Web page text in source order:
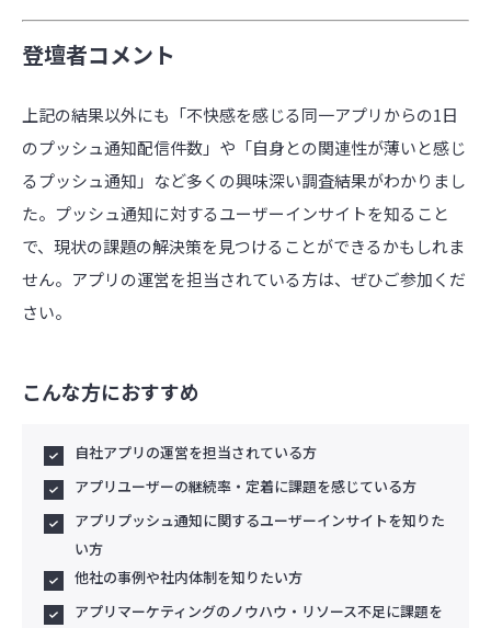
登壇者コメント
上記の結果以外にも「不快感を感じる同一アプリからの1日
のプッシュ通知配信件数」や「​​自身との関連性が薄いと感じ
るプッシュ通知」など多くの興味深い調査結果がわかりまし
た。プッシュ通知に対するユーザーインサイトを知ること
で、現状の課題の解決策を見つけることができるかもしれま
せん。アプリの運営を担当されている方は、ぜひご参加くだ
さい。
こんな方におすすめ
自社アプリの運営を担当されている方
アプリユーザーの継続率・定着に課題を感じている方
アプリプッシュ通知に関するユーザーインサイトを知りた
い方
他社の事例や社内体制を知りたい方
アプリマーケティングのノウハウ・リソース不足に課題を